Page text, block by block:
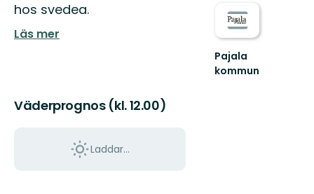
hos svedea.
Läs mer
Väderprognos (kl. 12.00)
Laddar...
Pajala
kommun